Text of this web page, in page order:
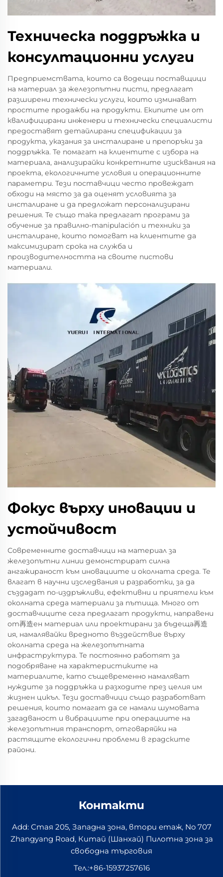
Техническа поддръжка и
консултационни услуги
Предприемствата, които са водещи поставщици
на материал за железопътни писти, предлагат
разширени технически услуги, които изминават
простите продажби на продукти. Екипите им от
квалифицирани инженери и технически специалисти
предоставят детайлирани спецификации за
продукта, указания за инсталиране и препоръки за
поддръжка. Те помагат на клиентите с избора на
материала, анализирайки конкретните изисквания на
проекта, екологичните условия и операционните
параметри. Тези поставчици често провеждат
обходи на място за да оценят условията за
инсталиране и да предложат персонализирани
решения. Те също така предлагат програми за
обучение за правилно-manipulación и техники за
инсталиране, които помогват на клиентите да
максимизират срока на служба и
производителността на своите пистови
материали.
Фокус върху иновации и
устойчивост
Современните доставчици на материал за
железопътни линии демонстрират силна
ангажираност към иновациите и околната среда. Те
влагат в научни изследвания и разработки, за да
създадат по-издръжливи, ефективни и приятели към
околната среда материали за пътища. Много от
доставчиците сега предлагат продукти, направени
от再造ен материал или проектирани за бъдеща再造
ия, намалявайки вредното въздействие върху
околната среда на железопътната
инфраструктура. Те постоянно работят за
подобряване на характеристиките на
материалите, като същевременно намаляват
нуждите за поддръжка и разходите през целия им
жизнен цикъл. Тези доставчици също разработват
решения, които помагат да се намали шумовата
загадваност и вибрациите при операциите на
железопътния транспорт, отговаряйки на
растящите екологични проблеми в градските
райони.
Контакти
Add: Стая 205, Западна зона, втори етаж, No 707
Zhangyang Road, Китай (Шанхай) Пилотна зона за
свободна търговия
Тел.:+86-15937257616